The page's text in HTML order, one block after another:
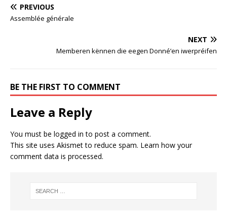
PREVIOUS
Assemblée générale
NEXT
Memberen kënnen die eegen Donné’en iwerpréifen
BE THE FIRST TO COMMENT
Leave a Reply
You must be logged in to post a comment.
This site uses Akismet to reduce spam. Learn how your
comment data is processed.